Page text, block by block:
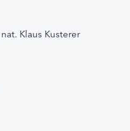
Klaus Kusterer